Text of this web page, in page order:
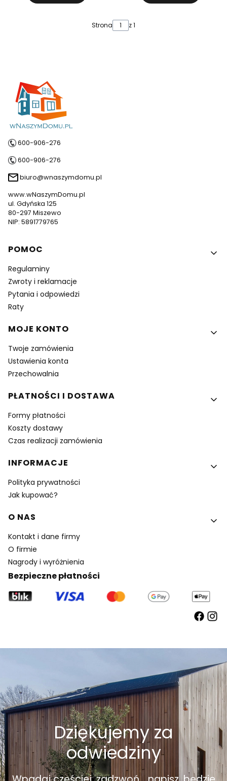
Strona z 1
600-906-276
600-906-276
biuro@wnaszymdomu.pl
www.wNaszymDomu.pl
ul. Gdyńska 125
80-297 Miszewo
NIP: 5891779765
Linki w stopce
POMOC
Regulaminy
Zwroty i reklamacje
Pytania i odpowiedzi
Raty
MOJE KONTO
Twoje zamówienia
Ustawienia konta
Przechowalnia
PŁATNOŚCI I DOSTAWA
Formy płatności
Koszty dostawy
Czas realizacji zamówienia
INFORMACJE
Polityka prywatności
Jak kupować?
O NAS
Kontakt i dane firmy
O firmie
Nagrody i wyróżnienia
Bezpieczne płatności
Dziękujemy za
odwiedziny